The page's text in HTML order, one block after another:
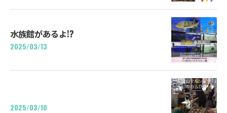
水族館があるよ!?
2025/03/13
2025/03/10